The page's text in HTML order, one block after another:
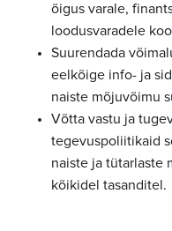
õigus varale,
loodusvaradele
Suurendada
eelkõige info- ja
naiste mõjuvõimu
Võtta vastu ja
tegevuspoliitikaid
naiste ja tütarlaste
kõikidel tasanditel.